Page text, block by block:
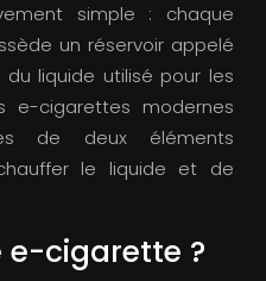
simple : chaque
un réservoir appelé
liquide utilisé pour les
e-cigarettes modernes
de deux éléments
le liquide et de
e-cigarette ?